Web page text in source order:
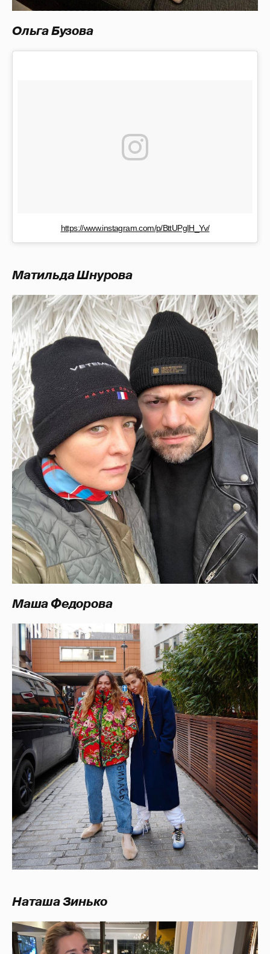
Ольга Бузова
https://www.instagram.com/p/BttUPgIH_Yv/
Матильда Шнурова
Маша Федорова
Наташа Зинько